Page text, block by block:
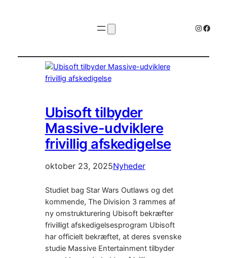
Ubisoft tilbyder
Massive-udviklere
frivillig afskedigelse
oktober 23, 2025Nyheder
Studiet bag Star Wars Outlaws og det
kommende, The Division 3 rammes af
ny omstrukturering Ubisoft bekræfter
frivilligt afskedigelsesprogram Ubisoft
har officielt bekræftet, at deres svenske
studie Massive Entertainment tilbyder